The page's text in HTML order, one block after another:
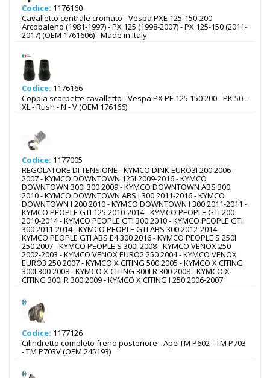
Codice: 1176160
Cavalletto centrale cromato - Vespa PXE 125-150-200
Arcobaleno (1981-1997) - PX 125 (1998-2007) - PX 125-150 (2011-
2017) (OEM 1761606) - Made in Italy
Codice: 1176166
Coppia scarpette cavalletto - Vespa PX PE 125 150 200 - PK 50 -
XL - Rush - N - V (OEM 176166)
Codice: 1177005
REGOLATORE DI TENSIONE - KYMCO DINK EURO3I 200 2006-
2007 - KYMCO DOWNTOWN 125I 2009-2016 - KYMCO
DOWNTOWN 300I 300 2009 - KYMCO DOWNTOWN ABS 300
2010 - KYMCO DOWNTOWN ABS I 300 2011-2016 - KYMCO
DOWNTOWN I 200 2010 - KYMCO DOWNTOWN I 300 2011-2011 -
KYMCO PEOPLE GTI 125 2010-2014 - KYMCO PEOPLE GTI 200
2010-2014 - KYMCO PEOPLE GTI 300 2010 - KYMCO PEOPLE GTI
300 2011-2014 - KYMCO PEOPLE GTI ABS 300 2012-2014 -
KYMCO PEOPLE GTI ABS E4 300 2016 - KYMCO PEOPLE S 250I
250 2007 - KYMCO PEOPLE S 300I 2008 - KYMCO VENOX 250
2002-2003 - KYMCO VENOX EURO2 250 2004 - KYMCO VENOX
EURO3 250 2007 - KYMCO X CITING 500 2005 - KYMCO X CITING
300I 300 2008 - KYMCO X CITING 300I R 300 2008 - KYMCO X
CITING 300I R 300 2009 - KYMCO X CITING I 250 2006-2007
Codice: 1177126
Cilindretto completo freno posteriore - Ape TM P602 - TM P703
- TM P703V (OEM 245193)